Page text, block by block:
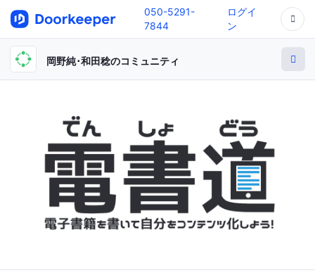
050-5291-
7844
ログイ
ン
岡野純･和田稔のコミュニティ